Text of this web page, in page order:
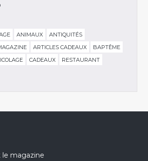
ANIMAUX
ANTIQUITÉS
ARTICLES CADEAUX
BAPTÊME
CADEAUX
RESTAURANT
le magazine